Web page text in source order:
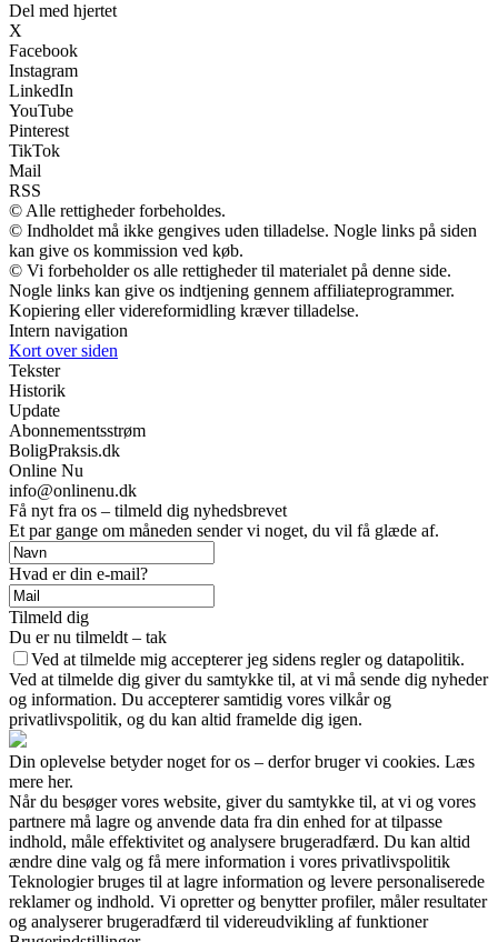
Del med hjertet
X
Facebook
Instagram
LinkedIn
YouTube
Pinterest
TikTok
Mail
RSS
© Alle rettigheder forbeholdes.
© Indholdet må ikke gengives uden tilladelse. Nogle links på siden
kan give os kommission ved køb.
© Vi forbeholder os alle rettigheder til materialet på denne side.
Nogle links kan give os indtjening gennem affiliateprogrammer.
Kopiering eller videreformidling kræver tilladelse.
Intern navigation
Kort over siden
Tekster
Historik
Update
Abonnementsstrøm
BoligPraksis.dk
Online Nu
info@onlinenu.dk
Få nyt fra os – tilmeld dig nyhedsbrevet
Et par gange om måneden sender vi noget, du vil få glæde af.
Hvad er din e-mail?
Tilmeld dig
Du er nu tilmeldt – tak
Ved at tilmelde mig accepterer jeg sidens regler og datapolitik.
Ved at tilmelde dig giver du samtykke til, at vi må sende dig nyheder
og information. Du accepterer samtidig vores vilkår og
privatlivspolitik, og du kan altid framelde dig igen.
Din oplevelse betyder noget for os – derfor bruger vi cookies. Læs
mere her.
Når du besøger vores website, giver du samtykke til, at vi og vores
partnere må lagre og anvende data fra din enhed for at tilpasse
indhold, måle effektivitet og analysere brugeradfærd. Du kan altid
ændre dine valg og få mere information i vores privatlivspolitik
Teknologier bruges til at lagre information og levere personaliserede
reklamer og indhold. Vi opretter og benytter profiler, måler resultater
og analyserer brugeradfærd til videreudvikling af funktioner